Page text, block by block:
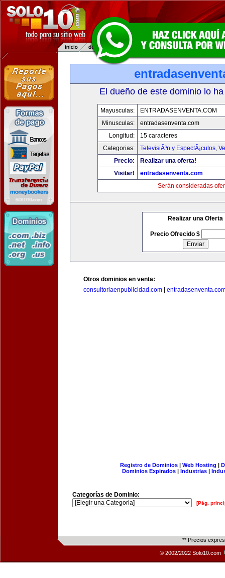
El dueño de este dominio lo
Mayusculas:
ENTRADASENVENTA.COM
Minusculas:
entradasenventa.com
Longitud:
15 caracteres
Categorias:
TelevisiÃ³n y EspectÃ¡culos,
Precio:
Realizar una oferta!
Visitar!
entradasenventa.com
Serán consideradas
Realizar una Oferta
Precio Ofrecido $
Otros dominios en venta:
consultoriaenpublicidad.com
Registro de Dominios| Web Hosting |
Dominios Expirados | Industrias |
Categorías de Dominio:
[Pág.
** Precios
© 2002/2022 Solo10.com